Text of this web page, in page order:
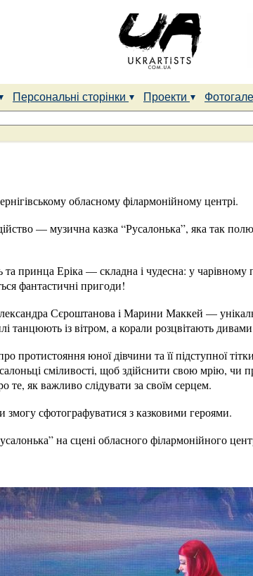
Персональні сторінки Проекти
обласному філармонійному центрі.
— музична казка “Русалонька”, яка так
та принца Еріка — складна і чудесна: у чарівному
фантастичні пригоди!
Сєроштанова і Марини Маккей —
танцюють із вітром, а корали розцвітають
протистояння юної дівчини та її підступної
сміливості, щоб здійснити свою мрію,
те, як важливо слідувати за своїм серцем.
змогу сфотографуватися з казковими героями.
на сцені обласного філармонійного